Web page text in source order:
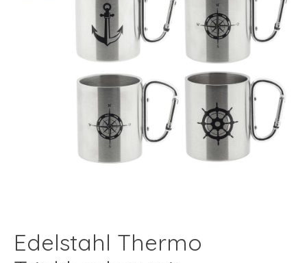
Edelstahl Thermo